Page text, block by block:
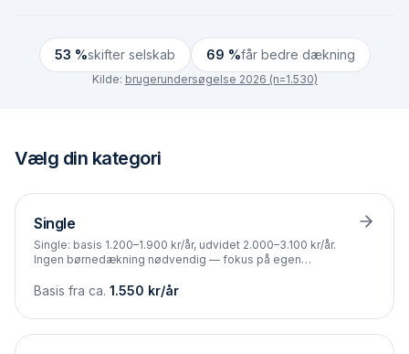
53 %skifter selskab 69 %får bedre dækning
Kilde: brugerundersøgelse 2026 (n=1.530)
Vælg din kategori
Single
Single: basis 1.200–1.900 kr/år, udvidet 2.000–3.100 kr/år.
Ingen børnedækning nødvendig — fokus på egen
Basis fra ca. 1.550 kr/år